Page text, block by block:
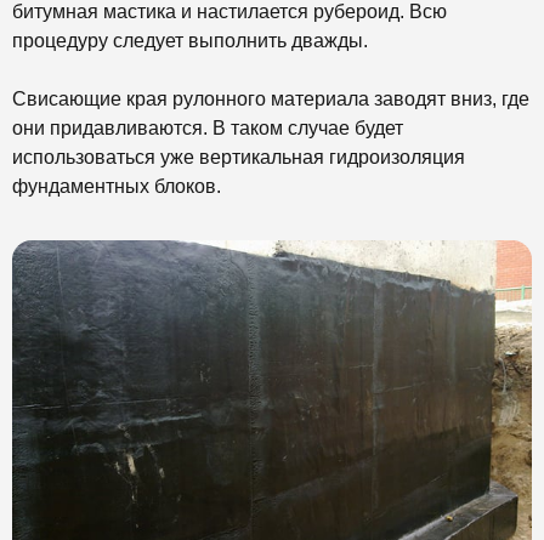
битумная мастика и настилается рубероид. Всю
процедуру следует выполнить дважды.
Свисающие края рулонного материала заводят вниз, где
они придавливаются. В таком случае будет
использоваться уже вертикальная гидроизоляция
фундаментных блоков.